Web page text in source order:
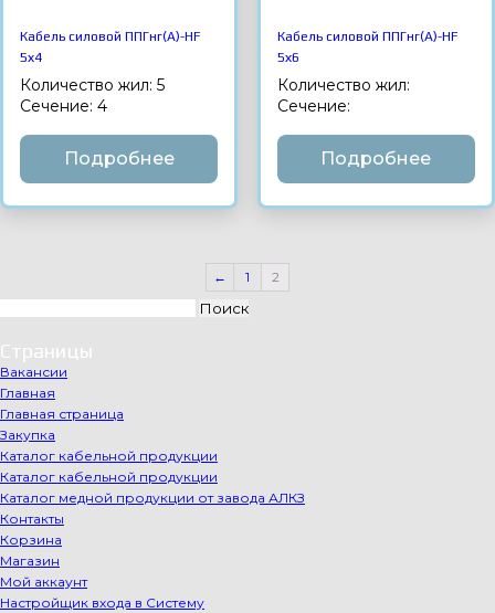
Кабель силовой ППГнг(А)-HF
5х4
Количество жил: 5
Сечение: 4
Подробнее
Кабель силовой ППГнг(А)-HF
5х6
Количество жил:
Сечение:
Подробнее
← 1
2
Страницы
Вакансии
Главная
Главная страница
Закупка
Каталог кабельной продукции
Каталог кабельной продукции
Каталог медной продукции от завода АЛКЗ
Контакты
Корзина
Магазин
Мой аккаунт
Настройщик входа в Систему